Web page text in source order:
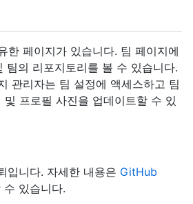
한 페이지가 있습니다. 팀 페이지에
팀의 리포지토리를 볼 수 있습니다.
관리자는 팀 설정에 액세스하고 팀
프로필 사진을 업데이트할 수 있
입니다. 자세한 내용은 GitHub
수 있습니다.